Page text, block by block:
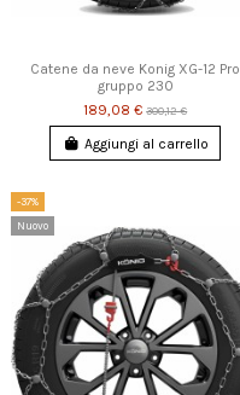
Catene da neve Konig XG-12 Pro
gruppo 230
189,08 €300,12 €
Aggiungi al carrello
-37%
Nuovo